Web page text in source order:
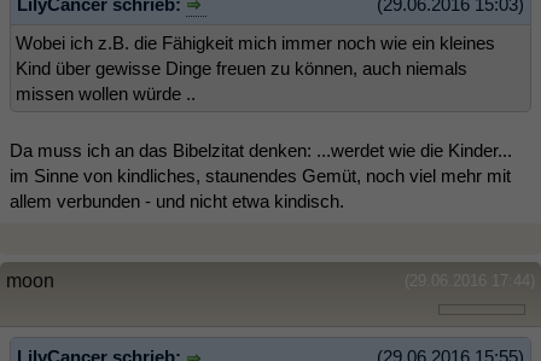
Wobei ich z.B. die Fähigkeit mich immer noch wie ein kleines
Kind über gewisse Dinge freuen zu können, auch niemals
missen wollen würde ..
Da muss ich an das Bibelzitat denken: ...werdet wie die Kinder...
im Sinne von kindliches, staunendes Gemüt, noch viel mehr mit
allem verbunden - und nicht etwa kindisch.
(29.06.2016 17:44)
moon